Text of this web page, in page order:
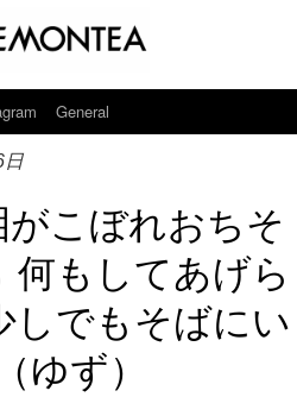
General
日
こぼれおちそ
何もしてあげら
しでもそばにい
ゆず）